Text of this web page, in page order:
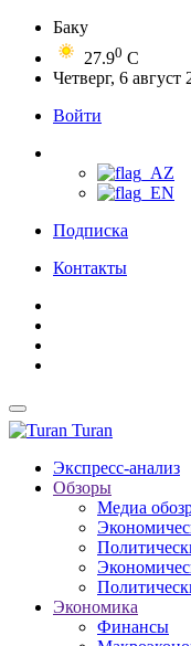
Баку
27.90 C
Четверг, 6 август
Войти
Подписка
Контакты
Turan
Экспресс-анализ
Обзоры
Медиа
Экономика
Финансы